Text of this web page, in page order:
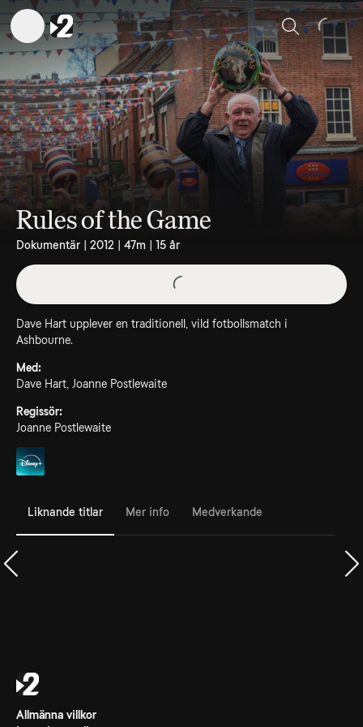
Sök
Rules of the Game
Dokumentär | 2012 | 47m | 15 år
Dave Hart upplever en traditionell, vild fotbollsmatch i
Ashbourne.
Med:
Dave Hart, Joanne Postlewaite
Regissör:
Joanne Postlewaite
Liknande titlar Mer info Medverkande
Allmänna villkor